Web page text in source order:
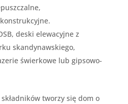
deski elewacyjne z
skandynawskiego,
świerkowe lub gipsowo-
tworzy się dom o